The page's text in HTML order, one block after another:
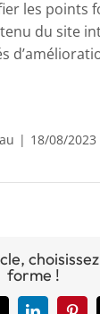
les points
du site
| 18/08/2023
forme !